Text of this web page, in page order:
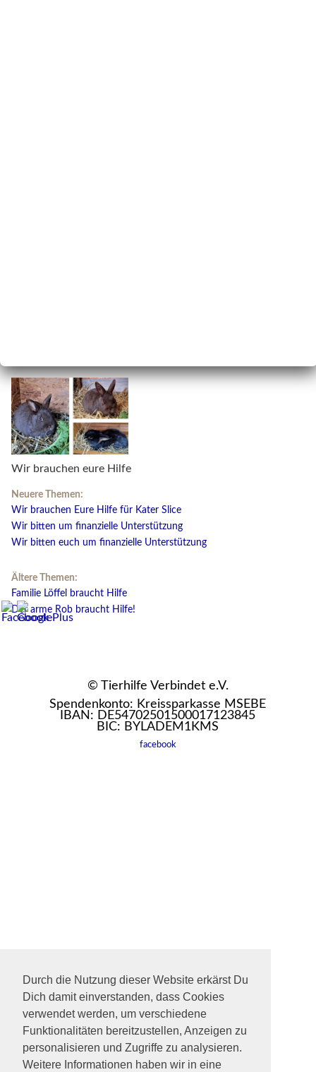
Durch die Nutzung dieser Website erkärst Du
Dich damit einverstanden, dass Cookies
verwendet werden, um verschiedene
Funktionalitäten bereitzustellen, Anzeigen zu
personalisieren und Zugriffe zu analysieren.
Weitere Informationen haben wir in eine
Wir brauchen eure Hilfe
Neuere Themen:
Wir brauchen Eure Hilfe für Kater Slice
Wir bitten um finanzielle Unterstützung
Wir bitten euch um finanzielle Unterstützung
Ältere Themen:
Familie Löffel braucht Hilfe
Der arme Rob braucht Hilfe!
© Tierhilfe Verbindet e.V.
Spendenkonto: Kreissparkasse MSEBE
IBAN: DE54702501500017123845
BIC: BYLADEM1KMS
facebook